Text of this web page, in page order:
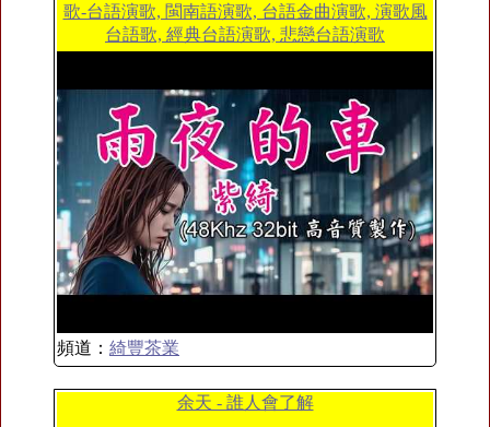
歌-台語演歌, 閩南語演歌, 台語金曲演歌, 演歌風
台語歌, 經典台語演歌, 悲戀台語演歌
頻道： 綺豐茶業
余天 - 誰人會了解